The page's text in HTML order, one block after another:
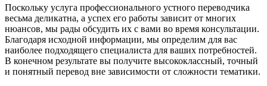
Поскольку услуга профессионального устного переводчика
весьма деликатна, а успех его работы зависит от многих
нюансов, мы рады обсудить их с вами во время консультации.
Благодаря исходной информации, мы определим для вас
наиболее подходящего специалиста для ваших потребностей.
В конечном результате вы получите высококлассный, точный
и понятный перевод вне зависимости от сложности тематики.